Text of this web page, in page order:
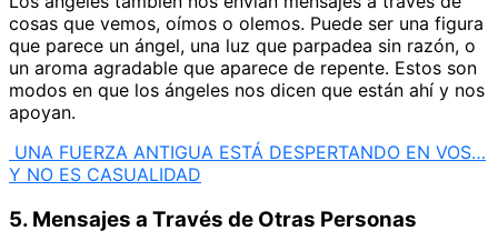
cosas que vemos, oímos o olemos. Puede ser una figura
que parece un ángel, una luz que parpadea sin razón, o
un aroma agradable que aparece de repente. Estos son
modos en que los ángeles nos dicen que están ahí y nos
apoyan.
UNA FUERZA ANTIGUA ESTÁ DESPERTANDO EN VOS…
Y NO ES CASUALIDAD
5. Mensajes a Través de Otras Personas